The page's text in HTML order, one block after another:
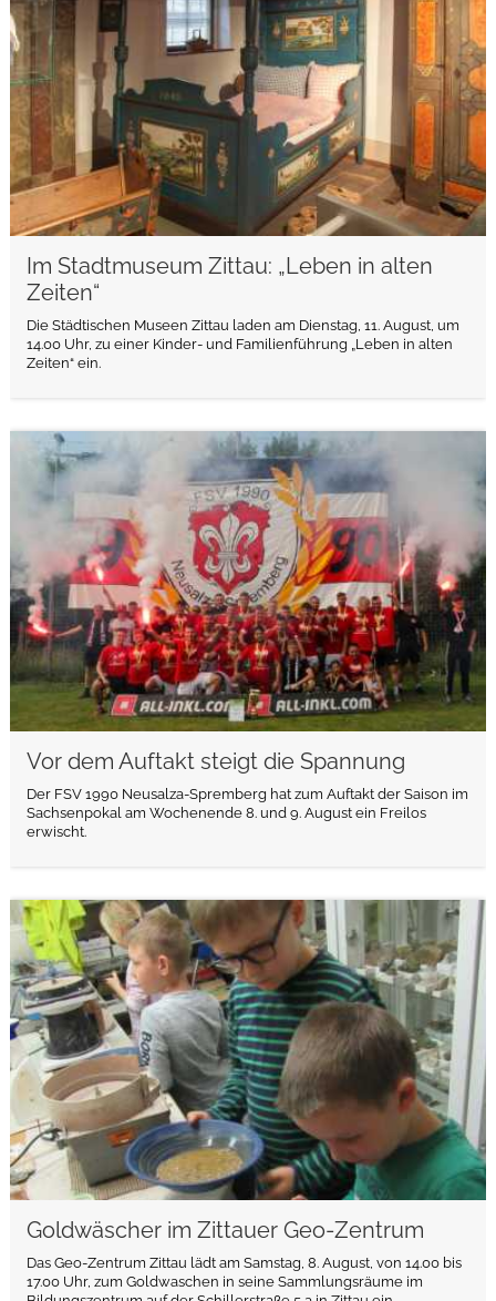
Im Stadtmuseum Zittau: „Leben in alten
Zeiten“
Die Städtischen Museen Zittau laden am Dienstag, 11. August, um
14.00 Uhr, zu einer Kinder- und Familienführung „Leben in alten
Zeiten“ ein.
Vor dem Auftakt steigt die Spannung
Der FSV 1990 Neusalza-Spremberg hat zum Auftakt der Saison im
Sachsenpokal am Wochenende 8. und 9. August ein Freilos
erwischt.
weiterlesen
Goldwäscher im Zittauer Geo-Zentrum
Das Geo-Zentrum Zittau lädt am Samstag, 8. August, von 14.00 bis
17.00 Uhr, zum Goldwaschen in seine Sammlungsräume im
weiterlesen